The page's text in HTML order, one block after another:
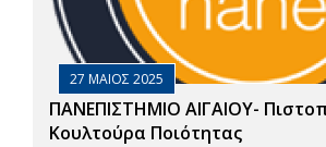
27 ΜΑΙΟΣ 2025
ΠΑΝΕΠΙΣΤΗΜΙΟ ΑΙΓΑΙΟΥ-
Κουλτούρα Ποιότητας